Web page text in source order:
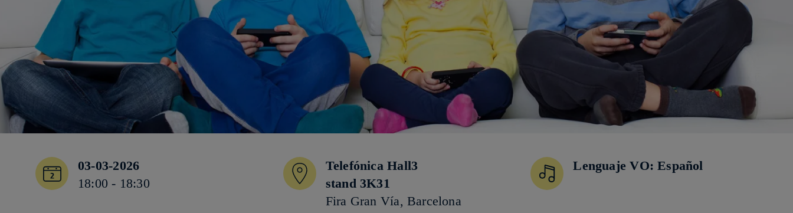
03-03-2026
18:00 - 18:30
Telefónica Hall3
stand 3K31
Fira Gran Vía, Barcelona
Lenguaje VO: Español